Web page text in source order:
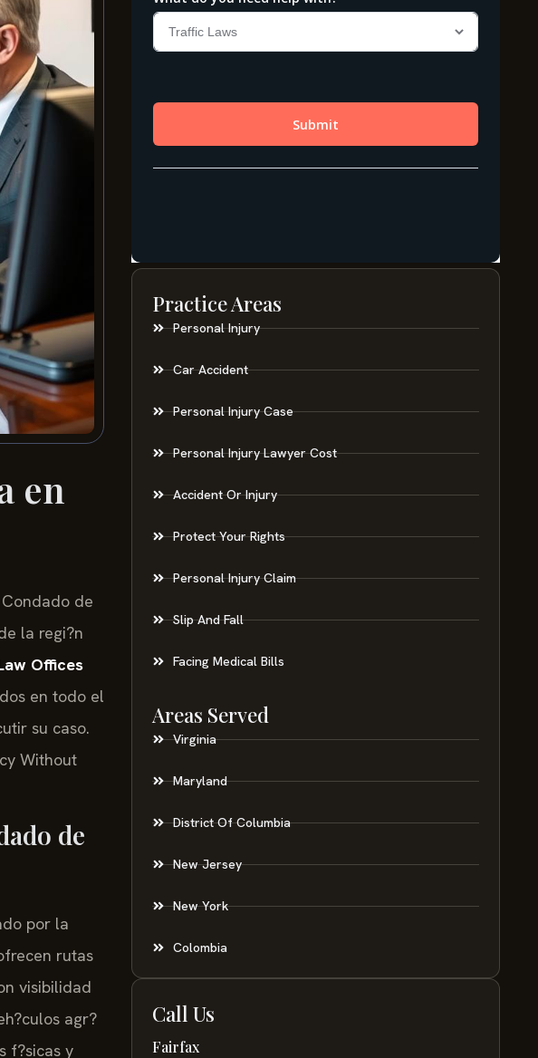
en
de
la regi?n
Offices
en todo el
su caso.
Without
de
por la
rutas
visibilidad
agr?
f?sicas y
Practice Areas
Personal Injury
Car Accident
Personal Injury Case
Personal Injury Lawyer Cost
Accident Or Injury
Protect Your Rights
Personal Injury Claim
Slip And Fall
Facing Medical Bills
Areas Served
Virginia
Maryland
District Of Columbia
New Jersey
New York
Colombia
Call Us
Fairfax